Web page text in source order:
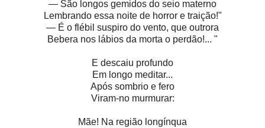
— São longos gemidos do seio materno
Lembrando essa noite de horror e traição!"
— É o flébil suspiro do vento, que outrora
Bebera nos lábios da morta o perdão!... "
E descaiu profundo
Em longo meditar...
Após sombrio e fero
Viram-no murmurar:
Mãe! Na região longínqua